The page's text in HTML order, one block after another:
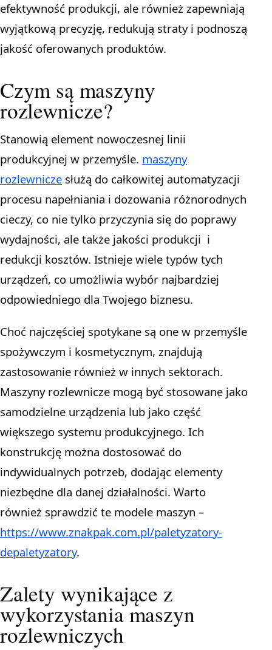
efektywność produkcji, ale również zapewniają
wyjątkową precyzję, redukują straty i podnoszą
jakość oferowanych produktów.
Czym są maszyny
rozlewnicze?
Stanowią element nowoczesnej linii
produkcyjnej w przemyśle. maszyny
rozlewnicze służą do całkowitej automatyzacji
procesu napełniania i dozowania różnorodnych
cieczy, co nie tylko przyczynia się do poprawy
wydajności, ale także jakości produkcji i
redukcji kosztów. Istnieje wiele typów tych
urządzeń, co umożliwia wybór najbardziej
odpowiedniego dla Twojego biznesu.
Choć najczęściej spotykane są one w przemyśle
spożywczym i kosmetycznym, znajdują
zastosowanie również w innych sektorach.
Maszyny rozlewnicze mogą być stosowane jako
samodzielne urządzenia lub jako część
większego systemu produkcyjnego. Ich
konstrukcję można dostosować do
indywidualnych potrzeb, dodając elementy
niezbędne dla danej działalności. Warto
również sprawdzić te modele maszyn –
https://www.znakpak.com.pl/paletyzatory-
depaletyzatory.
Zalety wynikające z
wykorzystania maszyn
rozlewniczych